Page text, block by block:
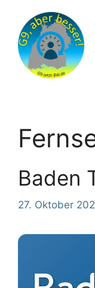
Inhalt
springen
Baden
27. Oktober